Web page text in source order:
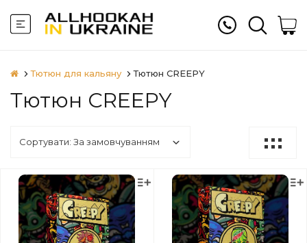
Тютюн для кальяну Тютюн CREEPY
Тютюн CREEPY